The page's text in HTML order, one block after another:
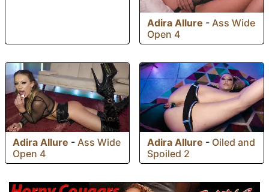
Adira Allure - Ass Wide
Open 4
Adira Allure - Ass Wide
Open 4
Adira Allure - Oiled and
Spoiled 2